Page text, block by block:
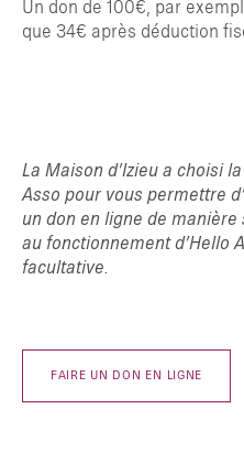
Un don de 100€, par
que 34€ après déduction
La Maison d’Izieu a choisi
Asso pour vous permettre
un don en ligne de
au fonctionnement d’Hello
facultative.
FAIRE UN DON EN LIGNE